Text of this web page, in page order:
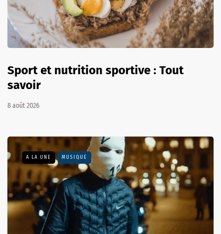
Sport et nutrition sportive : Tout
savoir
8 août 2026
A LA UNE MUSIQUE